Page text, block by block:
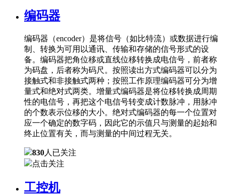
编码器
编码器（encoder）是将信号（如比特流）或数据进行编
制、转换为可用以通讯、传输和存储的信号形式的设
备。编码器把角位移或直线位移转换成电信号，前者称
为码盘，后者称为码尺。按照读出方式编码器可以分为
接触式和非接触式两种；按照工作原理编码器可分为增
量式和绝对式两类。增量式编码器是将位移转换成周期
性的电信号，再把这个电信号转变成计数脉冲，用脉冲
的个数表示位移的大小。绝对式编码器的每一个位置对
应一个确定的数字码，因此它的示值只与测量的起始和
终止位置有关，而与测量的中间过程无关。
830人已关注
点击关注
工控机